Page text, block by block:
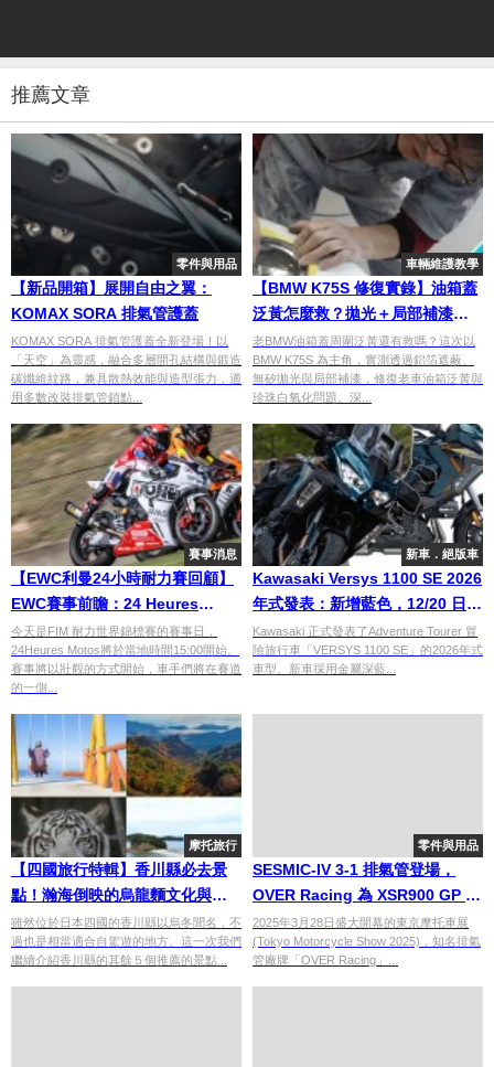
推薦文章
零件與用品
【新品開箱】展開自由之翼：
KOMAX SORA 排氣管護蓋
KOMAX SORA 排氣管護蓋全新登場！以
「天空」為靈感，融合多層開孔結構與鍛造
碳纖維紋路，兼具散熱效能與造型張力，適
用多數改裝排氣管鎖點...
車輛維護教學
【BMW K75S 修復實錄】油箱蓋
泛黃怎麼救？拋光＋局部補漆修
復老BMW二手進口車外觀問題｜
Vol.20
老BMW油箱蓋周圍泛黃還有救嗎？這次以
BMW K75S 為主角，實測透過鋁箔遮蔽、
無矽拋光與局部補漆，修復老車油箱泛黃與
珍珠白氧化問題。深...
賽事消息
【EWC利曼24小時耐力賽回顧】
EWC賽事前瞻：24 Heures
Motos 即將展開
今天是FIM 耐力世界錦標賽的賽事日，
24Heures Motos將於當地時間15:00開始。
賽事將以壯觀的方式開始，車手們將在賽道
的一側...
新車．絕版車
Kawasaki Versys 1100 SE 2026
年式發表：新增藍色，12/20 日本
上市｜售價 212.3 萬日圓
Kawasaki 正式發表了Adventure Tourer 冒
險旅行車「VERSYS 1100 SE」的2026年式
車型。新車採用金屬深藍...
摩托旅行
【四國旅行特輯】香川縣必去景
點！瀚海倒映的烏龍麵文化與自
然奇觀(下)
雖然位於日本四國的香川縣以烏冬聞名，不
過也是相當適合自駕遊的地方。這一次我們
繼續介紹香川縣的其餘５個推薦的景點...
零件與用品
SESMIC-IV 3-1 排氣管登場，
OVER Racing 為 XSR900 GP 注
入 80 年代復古靈魂
2025年3月28日盛大開幕的東京摩托車展
(Tokyo Motorcycle Show 2025)，知名排氣
管廠牌「OVER Racing」...